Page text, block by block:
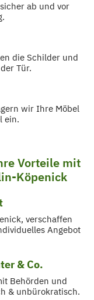
ab und vor
die Schilder und
Tür.
wir Ihre Möbel
ein.
Vorteile mit
Köpenick
verschaffen
Angebot
& Co.
Behörden und
& unbürokratisch.